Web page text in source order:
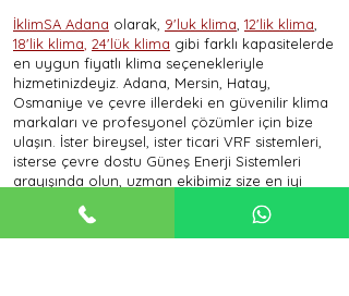
İklimSA Adana olarak, 9'luk klima 12'lik klima
18'lik klima 24'lük klima gibi farklı kapasitelerde
en uygun fiyatlı klima seçenekleriyle
hizmetinizdeyiz. Adana, Mersin, Hatay,
Osmaniye ve çevre illerdeki en güvenilir klima
markaları ve profesyonel çözümler için bize
ulaşın. İster bireysel, ister ticari VRF sistemleri,
isterse çevre dostu Güneş Enerji Sistemleri
arayışında olun, uzman ekibimiz size en iyi
En uygun klima fiyatları, farklı klima modelleri
ve klima montajı konularında daha fazla bilgi